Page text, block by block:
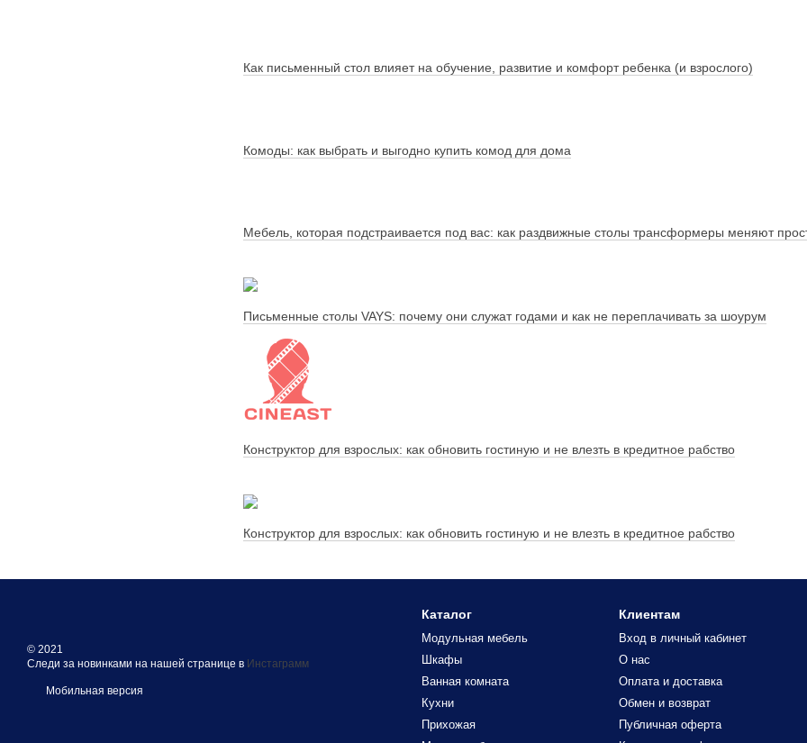
Как письменный стол влияет на обучение, развитие и комфорт ребенка (и взрослого)
Комоды: как выбрать и выгодно купить комод для дома
Мебель, которая подстраивается под вас: как раздвижные столы трансформеры меняют
Письменные столы VAYS: почему они служат годами и как не переплачивать за шоурум
Конструктор для взрослых: как обновить гостиную и не влезть в кредитное рабство
Конструктор для взрослых: как обновить гостиную и не влезть в кредитное рабство
© 2021
Следи за новинками на нашей странице в Инстаграмм
Мобильная версия
Каталог
Модульная мебель
Шкафы
Ванная комната
Кухни
Прихожая
Клиентам
Вход в личный кабинет
О нас
Оплата и доставка
Обмен и возврат
Публичная оферта